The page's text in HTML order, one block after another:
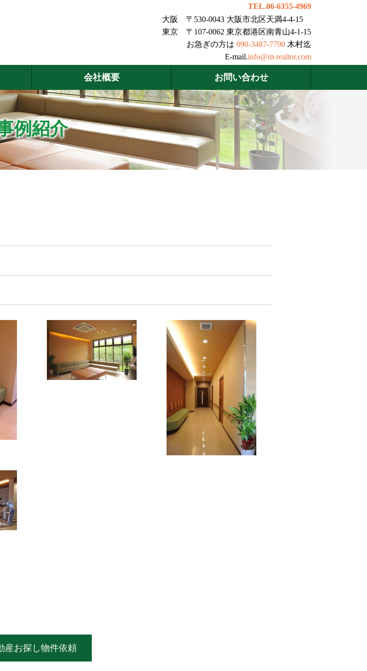
TEL.06-6355-4969
大阪 〒530-0043 大阪市北区天満4-4-15
東京 〒107-0062 東京都港区南青山4-1-15
お急ぎの方は 090-3487-7790 木村迄
E-mail.info@m-realtor.com
会社概要 お問い合わせ
例紹介